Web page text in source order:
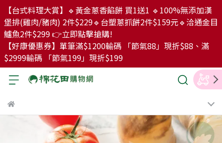
【台式料理大賞】🔹黃金蔥香餡餅 買1送1 🔹100%無添加漢
堡排(雞肉/豬肉) 2件$229🔹台塑蔥抓餅2件$159元🔹洽通金目
鱸魚2件$299 👉立即點擊搶購!
【好康優惠券】單筆滿$1200輸碼 「節氣88」現折$88、滿
$2999輸碼 「節氣199」現折$199